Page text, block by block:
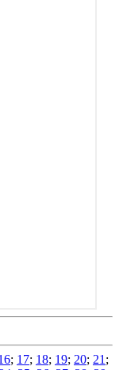
; 17; 18; 19; 20; 21 ;